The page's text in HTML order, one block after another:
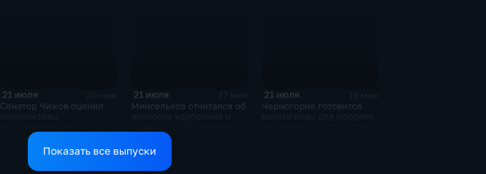
21 июля
Сенатор Чижов оценил
конфликтов на Ближнем
Востоке и диалог с
21 июля
Минсельхоз отчитался об
аграриев топливом
21 июля
Черногория готовится
Показать все выпуски